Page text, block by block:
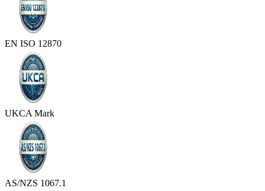
EN ISO 12870
UKCA Mark
AS/NZS 1067.1